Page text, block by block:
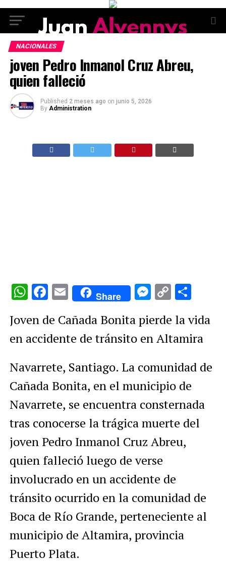
NACIONALES
joven Pedro Inmanol Cruz Abreu,
quien falleció
Published 2 meses ago on junio 5, 2026
By Administration
WhatsApp
Facebook
EmailShare
Copy
Joven de Cañada Bonita pierde la vida
en accidente de tránsito en Altamira
Navarrete, Santiago. La comunidad de
Cañada Bonita, en el municipio de
Navarrete, se encuentra consternada
tras conocerse la trágica muerte del
joven Pedro Inmanol Cruz Abreu,
quien falleció luego de verse
involucrado en un accidente de
tránsito ocurrido en la comunidad de
Boca de Río Grande, perteneciente al
municipio de Altamira, provincia
Puerto Plata.